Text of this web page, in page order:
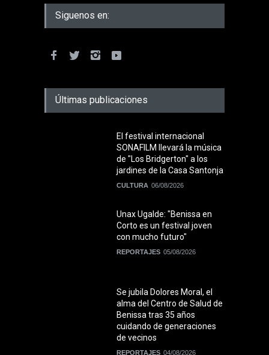
Siguenos en:
Últimas publicaciones
El festival internacional
SONAFILM llevará la música
de "Los Bridgerton" a los
jardines de la Casa Santonja
CULTURA 06/08/2026
Unax Ugalde: "Benissa en
Corto es un festival joven
con mucho futuro"
REPORTAJES 05/08/2026
Se jubila Dolores Moral, el
alma del Centro de Salud de
Benissa tras 35 años
cuidando de generaciones
de vecinos
REPORTAJES 04/08/2026